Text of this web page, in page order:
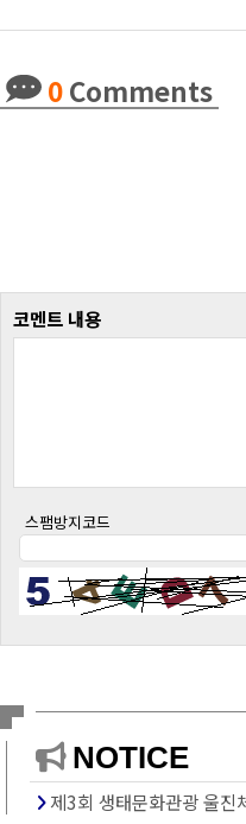
0Comments
코멘트 내용
스팸방지코드
NOTICE
제3회 생태문화관광 울진